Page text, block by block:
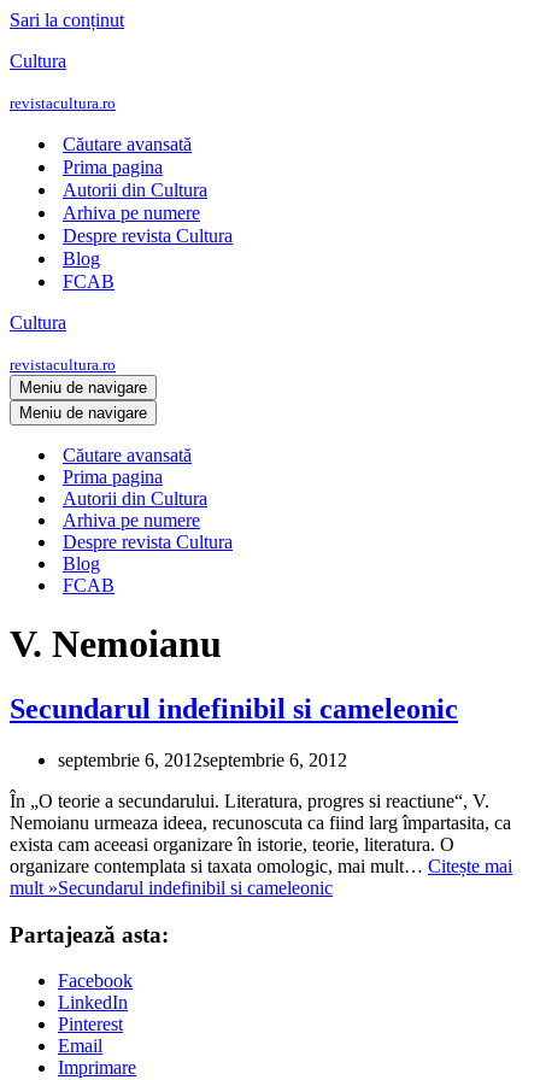
Sari la conținut
Cultura
revistacultura.ro
Căutare avansată
Prima pagina
Autorii din Cultura
Arhiva pe numere
Despre revista Cultura
Blog
FCAB
Cultura
revistacultura.ro
Meniu de navigare
Meniu de navigare
Căutare avansată
Prima pagina
Autorii din Cultura
Arhiva pe numere
Despre revista Cultura
Blog
FCAB
V. Nemoianu
Secundarul indefinibil si cameleonic
septembrie 6, 2012septembrie 6, 2012
În „O teorie a secundarului. Literatura, progres si reactiune“, V.
Nemoianu urmeaza ideea, recunoscuta ca fiind larg împartasita, ca
exista cam aceeasi organizare în istorie, teorie, literatura. O
organizare contemplata si taxata omologic, mai mult… Citește mai
mult »Secundarul indefinibil si cameleonic
Partajează asta:
Facebook
LinkedIn
Pinterest
Email
Imprimare